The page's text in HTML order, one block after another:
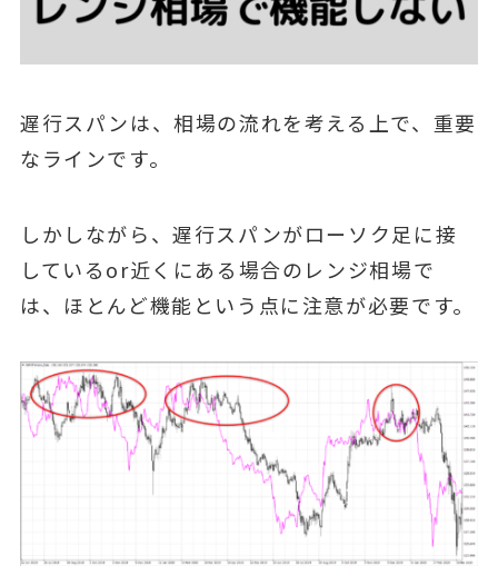
遅行スパンは、相場の流れを考える上で、重要
なラインです。
しかしながら、遅行スパンがローソク足に接
しているor近くにある場合のレンジ相場で
は、ほとんど機能という点に注意が必要です。